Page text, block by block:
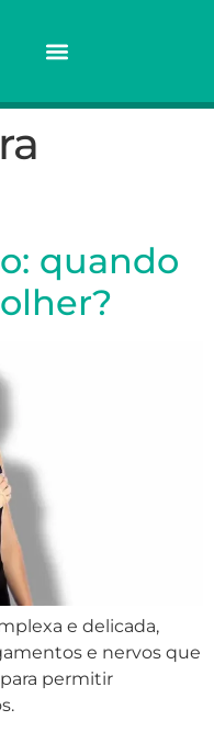
quando
e delicada,
e nervos que
permitir